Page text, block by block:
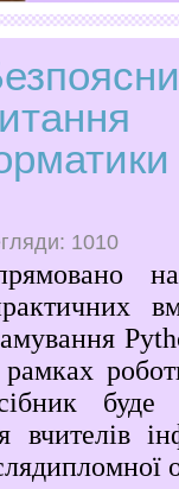
1010
вчителів